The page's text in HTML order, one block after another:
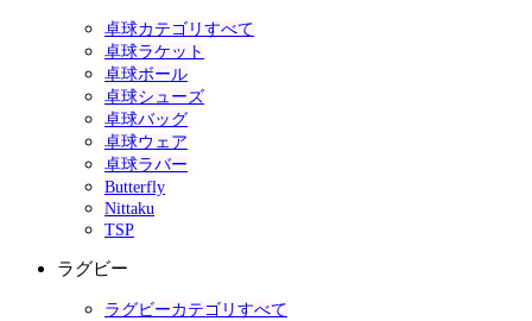
卓球カテゴリすべて
卓球ラケット
卓球ボール
卓球シューズ
卓球バッグ
卓球ウェア
卓球ラバー
Butterfly
Nittaku
TSP
ラグビー
ラグビーカテゴリすべて